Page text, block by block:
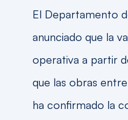
El Departamento
anunciado que la
operativa a partir
que las obras
ha confirmado la